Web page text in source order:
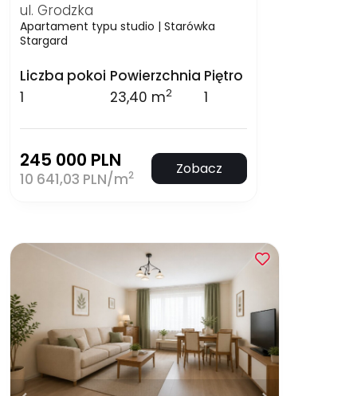
ul. Grodzka
Apartament typu studio | Starówka
Stargard
Liczba pokoi
1
Powierzchnia
23,40 m2
Piętro
1
245 000 PLN
10 641,03 PLN/m2 Zobacz